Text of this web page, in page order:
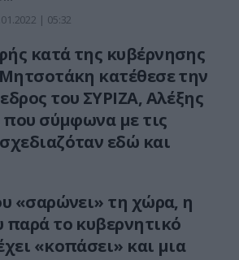
| 05:32
κατά της κυβέρνησης
κατέθεσε την
του ΣΥΡΙΖΑ, Αλέξης
που σύμφωνα με τις
εδώ και
«σαρώνει» τη χώρα, η
το κυβερνητικό
«κοπάσει» και μια